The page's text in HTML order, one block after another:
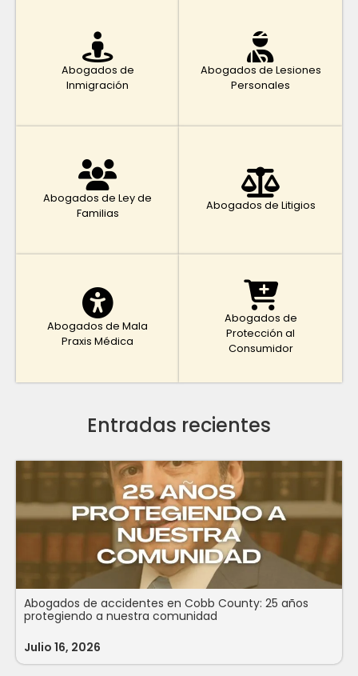
Abogados de
Inmigración
Abogados de Lesiones
Personales
Abogados de Ley de
Familias
Abogados de Litigios
Abogados de Mala
Praxis Médica
Abogados de
Protección al
Consumidor
Entradas recientes
Abogados de accidentes en Cobb County: 25 años
protegiendo a nuestra comunidad
Julio 16, 2026